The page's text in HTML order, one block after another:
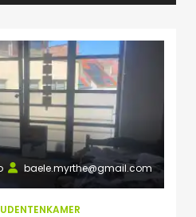
baele.myrthe@gmail.com